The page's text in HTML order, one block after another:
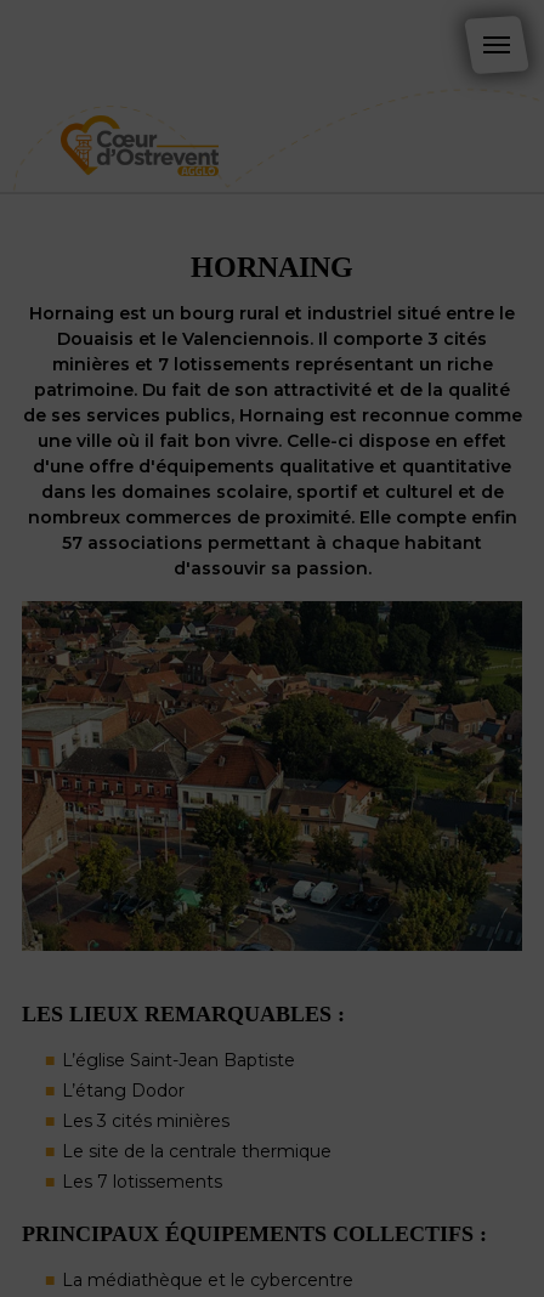
HORNAING
Hornaing est un bourg rural et industriel situé entre le
Douaisis et le Valenciennois. Il comporte 3 cités
minières et 7 lotissements représentant un riche
patrimoine. Du fait de son attractivité et de la qualité
de ses services publics, Hornaing est reconnue comme
une ville où il fait bon vivre. Celle-ci dispose en effet
d'une offre d'équipements qualitative et quantitative
dans les domaines scolaire, sportif et culturel et de
nombreux commerces de proximité. Elle compte enfin
57 associations permettant à chaque habitant
d'assouvir sa passion.
LES LIEUX REMARQUABLES :
L’église Saint-Jean Baptiste
L’étang Dodor
Les 3 cités minières
Le site de la centrale thermique
Les 7 lotissements
PRINCIPAUX ÉQUIPEMENTS COLLECTIFS :
La médiathèque et le cybercentre